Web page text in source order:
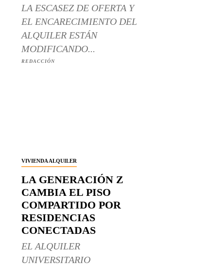
LA ESCASEZ DE OFERTA Y
EL ENCARECIMIENTO DEL
ALQUILER ESTÁN
MODIFICANDO...
REDACCIÓN
VIVIENDA ALQUILER
LA GENERACIÓN Z
CAMBIA EL PISO
COMPARTIDO POR
RESIDENCIAS
CONECTADAS
EL ALQUILER
UNIVERSITARIO